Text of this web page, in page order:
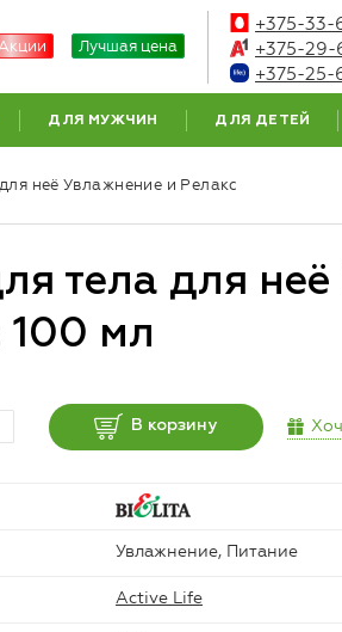
Лучшая цена
+375-33-
+375-29-
+375-25-
ДЛЯ МУЖЧИН ДЛЯ ДЕТЕЙ
неё Увлажнение и Релакс
тела для
100 мл
В корзину
Увлажнение, Питание
Active Life